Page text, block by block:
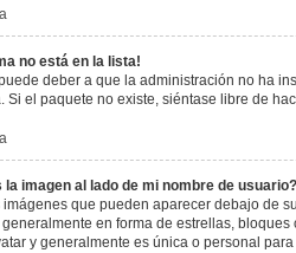
no está en la lista!
deber a que la administración no ha
Si el paquete no existe, siéntase libre de
la imagen al lado de mi nombre de usuario?
imágenes que pueden aparecer debajo de
en forma de estrellas,
y generalmente es única o personal